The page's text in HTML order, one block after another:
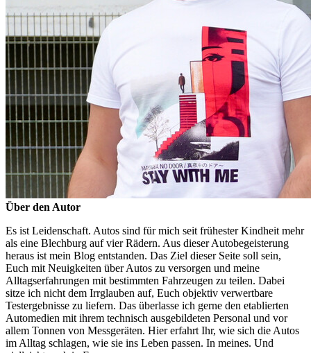
Über den Autor
Es ist Leidenschaft. Autos sind für mich seit frühester Kindheit mehr
als eine Blechburg auf vier Rädern. Aus dieser Autobegeisterung
heraus ist mein Blog entstanden. Das Ziel dieser Seite soll sein,
Euch mit Neuigkeiten über Autos zu versorgen und meine
Alltagserfahrungen mit bestimmten Fahrzeugen zu teilen. Dabei
sitze ich nicht dem Irrglauben auf, Euch objektiv verwertbare
Testergebnisse zu liefern. Das überlasse ich gerne den etablierten
Automedien mit ihrem technisch ausgebildeten Personal und vor
allem Tonnen von Messgeräten. Hier erfahrt Ihr, wie sich die Autos
im Alltag schlagen, wie sie ins Leben passen. In meines. Und